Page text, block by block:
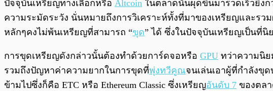
ปัจจุบันเหรียญทางเลือกหรือ Altcoin ในตลาดนั้นผุดขึ้นมารวดเร็วยิ่ง
ความระมัดระวัง นั่นหมายถึงการวิเคราะห์ทั้งที่มาของเหรียญและร
หลักๆคงไม่พ้นเหรียญที่สามารถ “ขุด” ได้ ซึ่งในปัจจุบันเหรียญเป็นที่
การขุดเหรียญดังกล่าวนั้นต้องทำด้วยการ์ดจอหรือ GPU ทว่าความนิย
รวมถึงปัญหาค่าความยากในการขุดที่พุ่งทวีคูณจนเล่นเอาผู้ที่กำลังขุ
ข้ามไปซึ่งก็คือ ETC หรือ Ethereum Classic ซึ่งเหรียญอันดับ 7 ของตล